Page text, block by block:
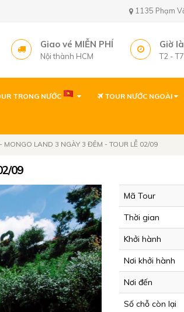
1135 Phạm
Giao vé MIỄN PHÍ
Nội thành HCM
Giờ
T2 -
Văn phòng ( gần
60 Thanh Niên, P.
TRONG NƯỚC TOUR NƯỚC NGOÀI
MONGO LAND 3 NGÀY 3 ĐÊM - TOUR LỄ 02/09
09
Mã Tour
Thời gian
Khởi hành
Nơi khởi hành
Nơi đến
Số chỗ còn lại